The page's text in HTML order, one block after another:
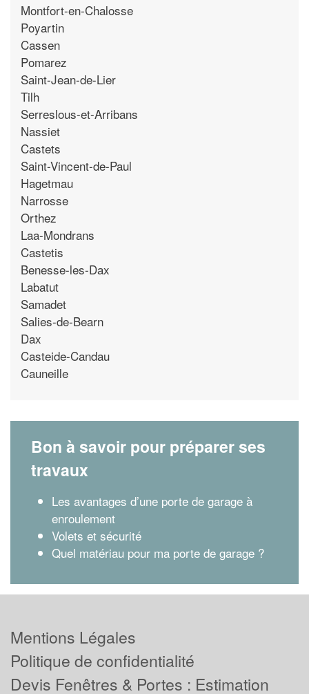
Montfort-en-Chalosse
Poyartin
Cassen
Pomarez
Saint-Jean-de-Lier
Tilh
Serreslous-et-Arribans
Nassiet
Castets
Saint-Vincent-de-Paul
Hagetmau
Narrosse
Orthez
Laa-Mondrans
Castetis
Benesse-les-Dax
Labatut
Samadet
Salies-de-Bearn
Dax
Casteide-Candau
Cauneille
Bon à savoir pour préparer ses
travaux
Les avantages d’une porte de garage à
enroulement
Volets et sécurité
Quel matériau pour ma porte de garage ?
Mentions Légales
Politique de confidentialité
Devis Fenêtres & Portes : Estimation